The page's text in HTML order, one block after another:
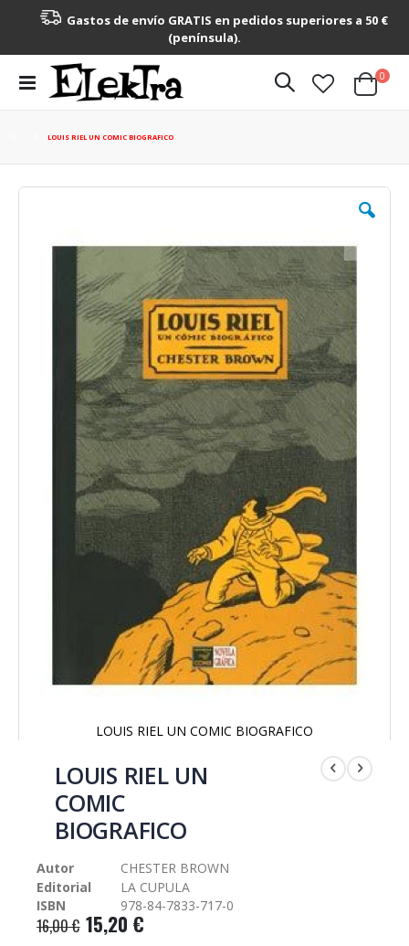
Gastos de envío GRATIS en pedidos superiores a 50 €
(península).
Toggle
Nav
Cart
0
LOUIS RIEL UN COMIC BIOGRAFICO
Saltar
LOUIS RIEL UN COMIC BIOGRAFICO
comienzo
imágenes
LOUIS RIEL UN
COMIC
BIOGRAFICO
Autor
CHESTER BROWN
Editorial
LA CUPULA
ISBN
978-84-7833-717-0
16,00 € 15,20 €